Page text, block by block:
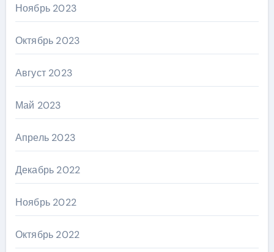
Ноябрь 2023
Октябрь 2023
Август 2023
Май 2023
Апрель 2023
Декабрь 2022
Ноябрь 2022
Октябрь 2022